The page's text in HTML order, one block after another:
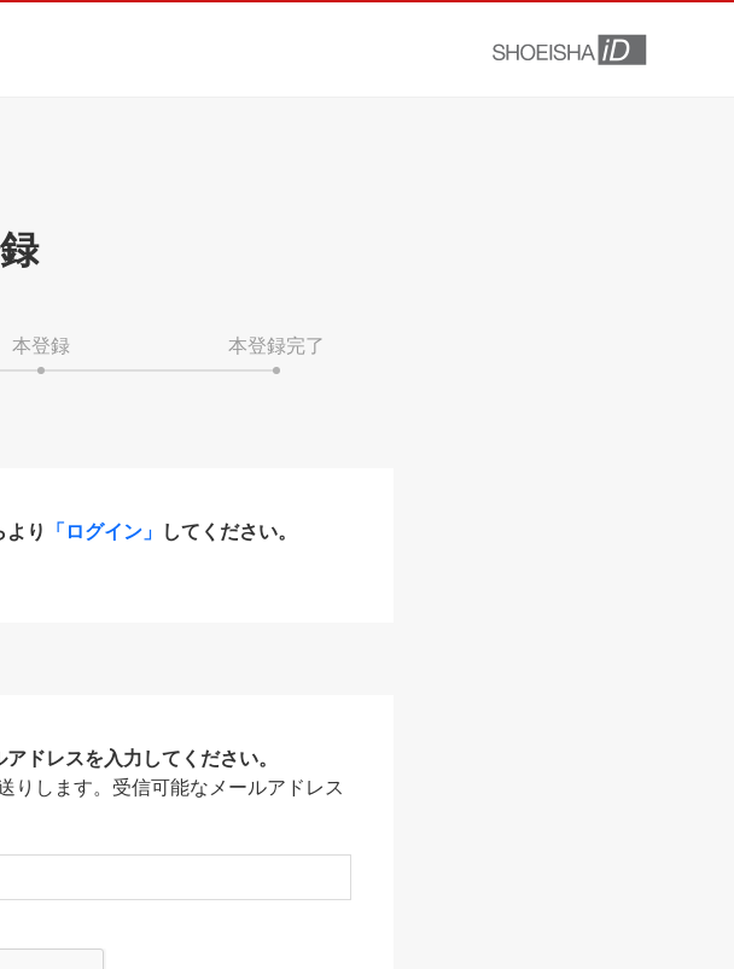
本登録 本登録完了
り 「ログイン」 してください。
ドレスを入力してください。
りします。受信可能なメールアドレス